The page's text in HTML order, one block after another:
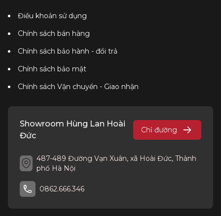
Điều khoản sử dụng
Chính sách bán hàng
Chính sách bảo hành - đổi trả
Chính sách bảo mật
Chính sách Vận chuyển - Giao nhận
Showroom Hùng Lan Hoài
Đức
Chỉ đường
487-489 Đường Vạn Xuân, xã Hoài Đức, Thành
phố Hà Nội
0862.666.346